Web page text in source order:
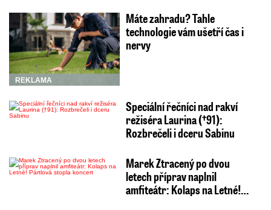
REKLAMA
Máte zahradu? Tahle
technologie vám ušetří čas i
nervy
Speciální řečníci nad rakví
režiséra Laurina (†91):
Rozbrečeli i dceru Sabinu
Marek Ztracený po dvou
letech příprav naplnil
amfiteátr: Kolaps na Letné!…